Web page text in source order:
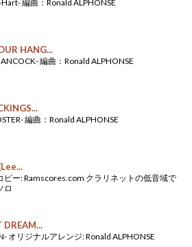
編曲：Ronald ALPHONSE
HANG...
編曲：Ronald ALPHONSE
編曲：Ronald ALPHONSE
ピー: Ramscores.com クラリネットの低音域で
ロ
DREAM...
オリジナルアレンジ: Ronald ALPHONSE